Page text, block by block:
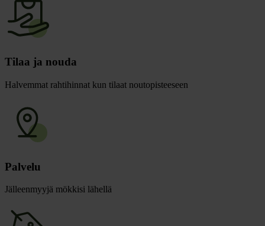
Tilaa ja nouda
Halvemmat rahtihinnat kun tilaat noutopisteeseen
Palvelu
Jälleenmyyjä mökkisi lähellä